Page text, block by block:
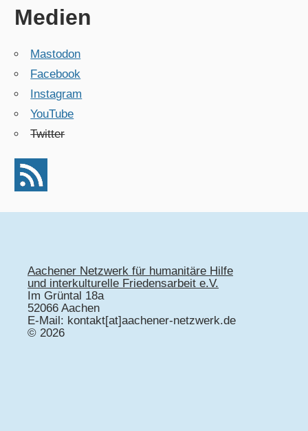
Medien
Mastodon
Facebook
Instagram
YouTube
Twitter
Aachener Netzwerk für humanitäre Hilfe
und interkulturelle Friedensarbeit e.V.
Im Grüntal 18a
52066 Aachen
E-Mail: kontakt[at]aachener-netzwerk.de
© 2026